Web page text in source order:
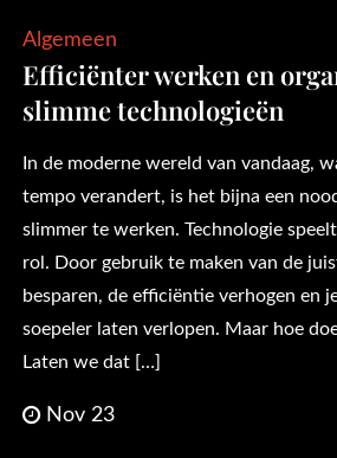
Algemeen
Efficiënter werken en
slimme technologieën
In de moderne wereld van vandaag,
tempo verandert, is het bijna een
slimmer te werken. Technologie
rol. Door gebruik te maken van de
besparen, de efficiëntie verhogen en
soepeler laten verlopen. Maar hoe
Laten we dat […]
Nov 23